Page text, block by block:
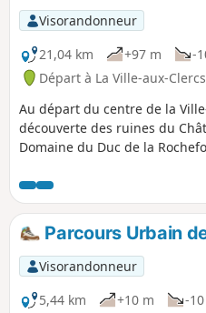
Visorandonneur
21,04 km
+97 m -
Départ à La Ville-aux-
Au départ du centre de la
découverte des ruines du
Domaine du Duc de la
vers le plan d'eau du village
Sainte-Radegonde.
Parcours Urbain
Visorandonneur
5,44 km
+10 m
-